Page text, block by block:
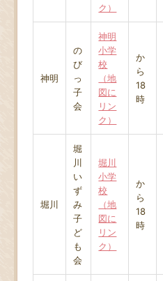
ク）
神明
の
び
っ
子
会
神明
小学
校
（地
図に
リン
ク）
か
ら
18
時
堀川
堀
川
い
ず
み
子
ど
も
会
堀川
小学
校
（地
図に
リン
ク）
か
ら
18
時